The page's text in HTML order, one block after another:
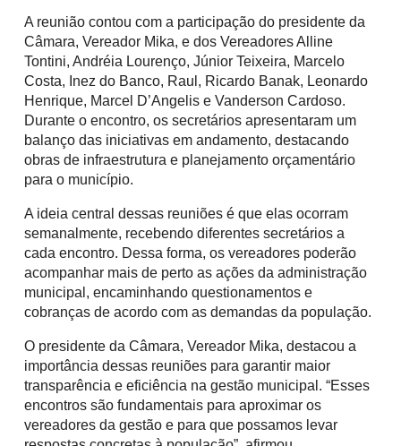
A reunião contou com a participação do presidente da
Câmara, Vereador Mika, e dos Vereadores Alline
Tontini, Andréia Lourenço, Júnior Teixeira, Marcelo
Costa, Inez do Banco, Raul, Ricardo Banak, Leonardo
Henrique, Marcel D’Angelis e Vanderson Cardoso.
Durante o encontro, os secretários apresentaram um
balanço das iniciativas em andamento, destacando
obras de infraestrutura e planejamento orçamentário
para o município.
A ideia central dessas reuniões é que elas ocorram
semanalmente, recebendo diferentes secretários a
cada encontro. Dessa forma, os vereadores poderão
acompanhar mais de perto as ações da administração
municipal, encaminhando questionamentos e
cobranças de acordo com as demandas da população.
O presidente da Câmara, Vereador Mika, destacou a
importância dessas reuniões para garantir maior
transparência e eficiência na gestão municipal. “Esses
encontros são fundamentais para aproximar os
vereadores da gestão e para que possamos levar